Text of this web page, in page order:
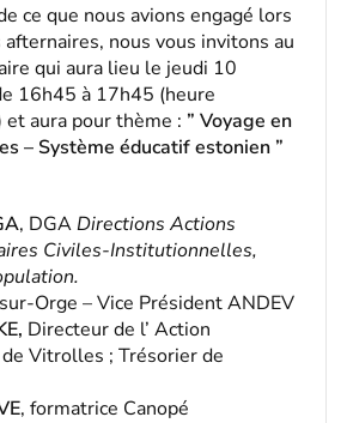
ce que nous avions engagé lors
nous vous invitons au
qui aura lieu le jeudi 10
16h45 à 17h45 (heure
aura pour thème : ” Voyage en
– Système éducatif estonien ”
, DGADirections Actions
Civiles-Institutionnelles,
Orge – Vice Président ANDEV
Directeur de l’ Action
Vitrolles ; Trésorier de
, formatrice Canopé